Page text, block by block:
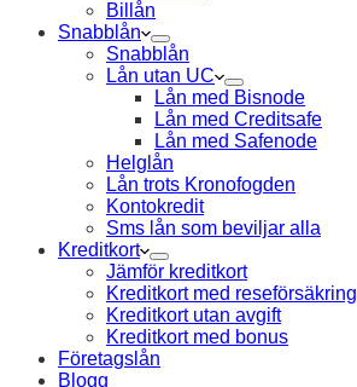
Billån
Snabblån
Snabblån
Lån utan UC
Lån med Bisnode
Lån med Creditsafe
Lån med Safenode
Helglån
Lån trots Kronofogden
Kontokredit
Sms lån som beviljar alla
Kreditkort
Jämför kreditkort
Kreditkort med reseförsäkring
Kreditkort utan avgift
Kreditkort med bonus
Företagslån
Blogg